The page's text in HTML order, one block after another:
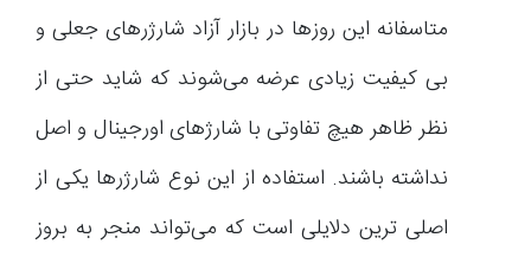
متاسفانه این روزها در بازار آزاد شارژرهای جعلی و
بی کیفیت زیادی عرضه می‌شوند که شاید حتی از
نظر ظاهر هیچ تفاوتی با شارژهای اورجینال و اصل
نداشته باشند. استفاده از این نوع شارژرها یکی از
اصلی ترین دلایلی است که می‌تواند منجر به بروز